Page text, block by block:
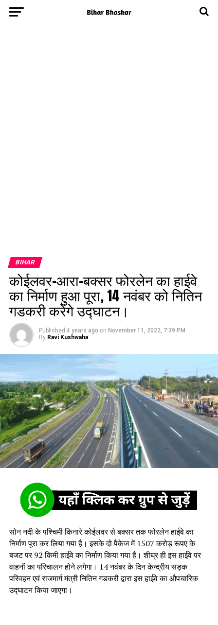
BIHAR
कोईलवर-आरा-बक्सर फोरलेन का हाईवे
का निर्माण हुआ पूरा, 14 नवंबर को नितिन
गडकरी करेंगे उद्घाटन।
Published 4 years ago on November 11, 2022, 7:39 PM
By Ravi Kushwaha
सोन नदी के पश्चिमी किनारे कोईलवर से बक्सर तक फोरलेन हाईवे का
निर्माण पूरा कर लिया गया है। इसके दो पैकेज में 1507 करोड़ रूपए के
बजट पर 92 किमी हाईवे का निर्माण किया गया है। शीघ्र ही इस हाईवे पर
वाहनों का परिचालन होने लगेगा। 14 नवंबर के दिन केन्द्रीय सड़क
परिवहन एवं राजमार्ग मंत्री नितिन गडकरी द्वारा इस हाईवे का औपचारिक
उद्घाटन किया जाएगा।